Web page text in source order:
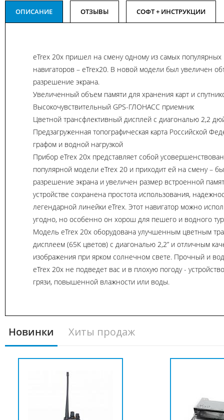
ОПИСАНИЕ ОТЗЫВЫ СОФТ + ИНСТРУКЦИИ
eTrex 20x пришел на смену одному из самых популярных
навигаторов – eTrex20. В новой модели был увеличен
разрешение экрана.
Увеличенный объем памяти для хранения карт и
Высокочувствительный GPS-ГЛОНАСС приемник
Цветной трансфлективный дисплей с диагональю 2,2
Предзагруженная топографическая карта Российской
графом и водной нагрузкой
Прибор eTrex 20x представляет собой
популярной модели eTrex 20 и приходит ей на смену –
разрешение экрана и увеличен размер встроенной
устройстве сохранена простота использования,
легендарной линейки eTrex. Этот навигатор можно
угодно, но особенно он хорош для пешего и водного
Модель eTrex 20x оборудована улучшенным цветным
дисплеем (65К цветов) с диагональю 2,2” и отличным
изображения при ярком солнечном свете. Прочный и
eTrex 20x не подведет вас и в плохую погоду -
грязи, повышенной влажности или воды.
Новинки Хиты продаж